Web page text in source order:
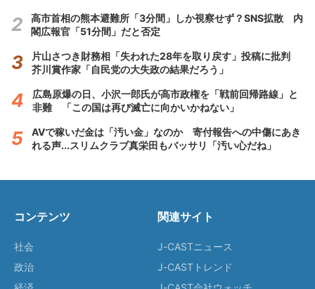
高市首相の熊本避難所「3分間」しか視察せず？SNS拡散 内
閣広報官「51分間」だと否定
片山さつき財務相「失われた28年を取り戻す」投稿に批判
芥川賞作家「自民党の大失政の結果だろう」
広島原爆の日、小沢一郎氏が高市政権を「戦前回帰路線」と
非難 「この国は再び滅亡に向かいかねない」
AVで稼いだ金は「汚い金」なのか 寄付報告への中傷にあき
れる声...スリムクラブ真栄田もバッサリ「汚い心だね」
コンテンツ
社会
政治
関連サイト
J-CASTニュース
J-CASTトレンド